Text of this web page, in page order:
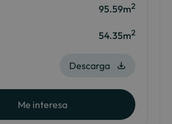
95.59m2
54.35m2
Descarga
Me interesa